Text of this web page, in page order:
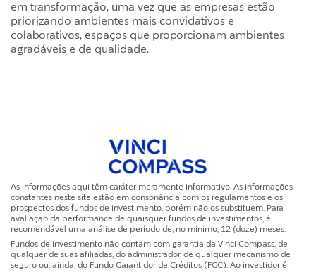
em transformação, uma vez que as empresas estão
priorizando ambientes mais convidativos e
colaborativos, espaços que proporcionam ambientes
agradáveis e de qualidade.
As informações aqui têm caráter meramente informativo. As informações
constantes neste site estão em consonância com os regulamentos e os
prospectos dos fundos de investimento, porém não os substituem. Para
avaliação da performance de quaisquer fundos de investimentos, é
recomendável uma análise de período de, no mínimo, 12 (doze) meses.
Fundos de investimento não contam com garantia da Vinci Compass, de
qualquer de suas afiliadas, do administrador, de qualquer mecanismo de
seguro ou, ainda, do Fundo Garantidor de Créditos (FGC). Ao investidor é